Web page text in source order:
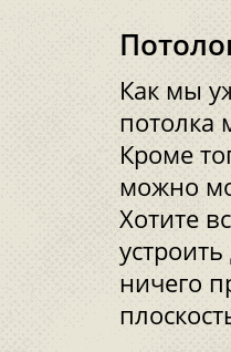
Как мы
потолка
Кроме
можно
Хотите
ничего